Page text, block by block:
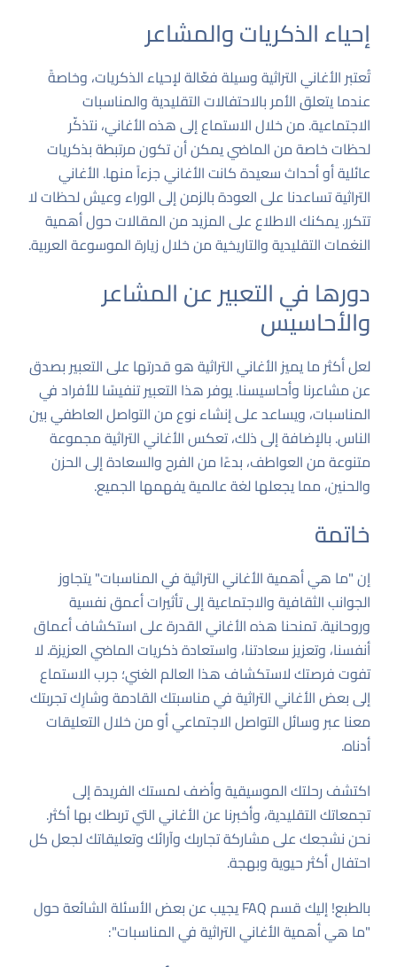
إحياء الذكريات والمشاعر
تُعتبر الأغاني التراثية وسيلة فعّالة لإحياء الذكريات، وخاصةً
عندما يتعلق الأمر بالاحتفالات التقليدية والمناسبات
الاجتماعية. من خلال الاستماع إلى هذه الأغاني، نتذكّر
لحظات خاصة من الماضي يمكن أن تكون مرتبطة بذكريات
عائلية أو أحداث سعيدة كانت الأغاني جزءاً منها. الأغاني
التراثية تساعدنا على العودة بالزمن إلى الوراء وعيش لحظات لا
تتكرر. يمكنك الاطلاع على المزيد من المقالات حول أهمية
النغمات التقليدية والتاريخية من خلال زيارةالموسوعة العربية.
دورها في التعبير عن المشاعر
والأحاسيس
لعل أكثر ما يميز الأغاني التراثية هو قدرتها على التعبير بصدق
عن مشاعرنا وأحاسيسنا. يوفر هذا التعبير تنفيسًا للأفراد في
المناسبات، ويساعد على إنشاء نوع من التواصل العاطفي بين
الناس. بالإضافة إلى ذلك، تعكس الأغاني التراثية مجموعة
متنوعة من العواطف، بدءًا من الفرح والسعادة إلى الحزن
والحنين، مما يجعلها لغة عالمية يفهمها الجميع.
خاتمة
إن "ما هي أهمية الأغاني التراثية في المناسبات" يتجاوز
الجوانب الثقافية والاجتماعية إلى تأثيرات أعمق نفسية
وروحانية. تمنحنا هذه الأغاني القدرة على استكشاف أعماق
أنفسنا، وتعزيز سعادتنا، واستعادة ذكريات الماضي العزيزة. لا
تفوت فرصتك لاستكشاف هذا العالم الغني؛ جرب الاستماع
إلى بعض الأغاني التراثية في مناسبتك القادمة وشارِك تجربتك
معنا عبر وسائل التواصل الاجتماعي أو من خلال التعليقات
أدناه.
اكتشف رحلتك الموسيقية وأضف لمستك الفريدة إلى
تجمعاتك التقليدية، وأخبرنا عن الأغاني التي تربطك بها أكثر.
نحن نشجعك على مشاركة تجاربك وآرائك وتعليقاتك لجعل كل
احتفال أكثر حيوية وبهجة.
بالطبع! إليك قسم FAQ يجيب عن بعض الأسئلة الشائعة حول
"ما هي أهمية الأغاني التراثية في المناسبات":